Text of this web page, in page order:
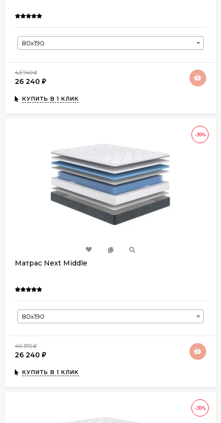
80х190
43 740₽
26 240 ₽
КУПИТЬ В 1 КЛИК
-35%
Матрас Next Middle
80х190
40 370₽
26 240 ₽
КУПИТЬ В 1 КЛИК
-35%